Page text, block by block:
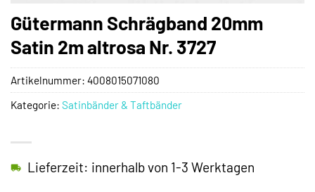
Gütermann Schrägband 20mm
Satin 2m altrosa Nr. 3727
Lieferzeit: innerhalb von 1-3 Werktagen
Artikelnummer: 4008015071080
Kategorie: Satinbänder & Taftbänder